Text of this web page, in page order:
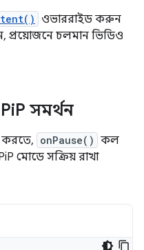
ওভাররাইড করুন
প্রয়োজনে চলমান ভিডিও
P সমর্থন
করতে, onPause() কল
মোডে সক্রিয় রাখা